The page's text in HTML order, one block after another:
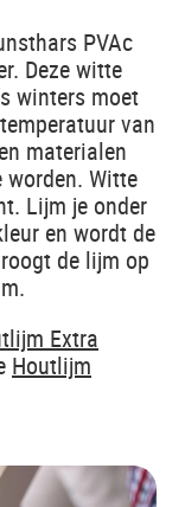
PVAc
Deze witte
winters moet
van
materialen
Witte
Lijm je onder
en wordt de
de lijm op
Extra
Houtlijm